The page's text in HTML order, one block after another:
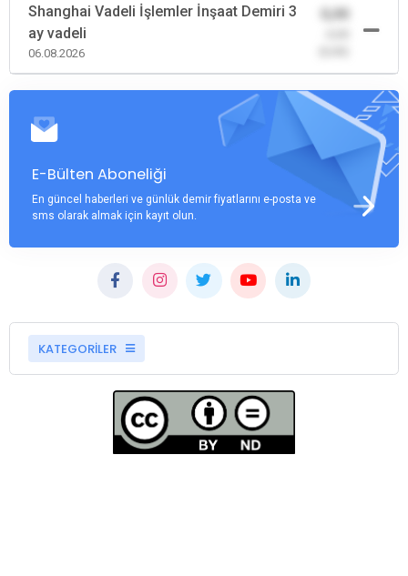
Shanghai Vadeli İşlemler İnşaat Demiri 3
ay vadeli
06.08.2026
0,00
E-Bülten Aboneliği
En güncel haberleri ve günlük demir fiyatlarını e-posta ve
sms olarak almak için kayıt olun.
KATEGORİLER